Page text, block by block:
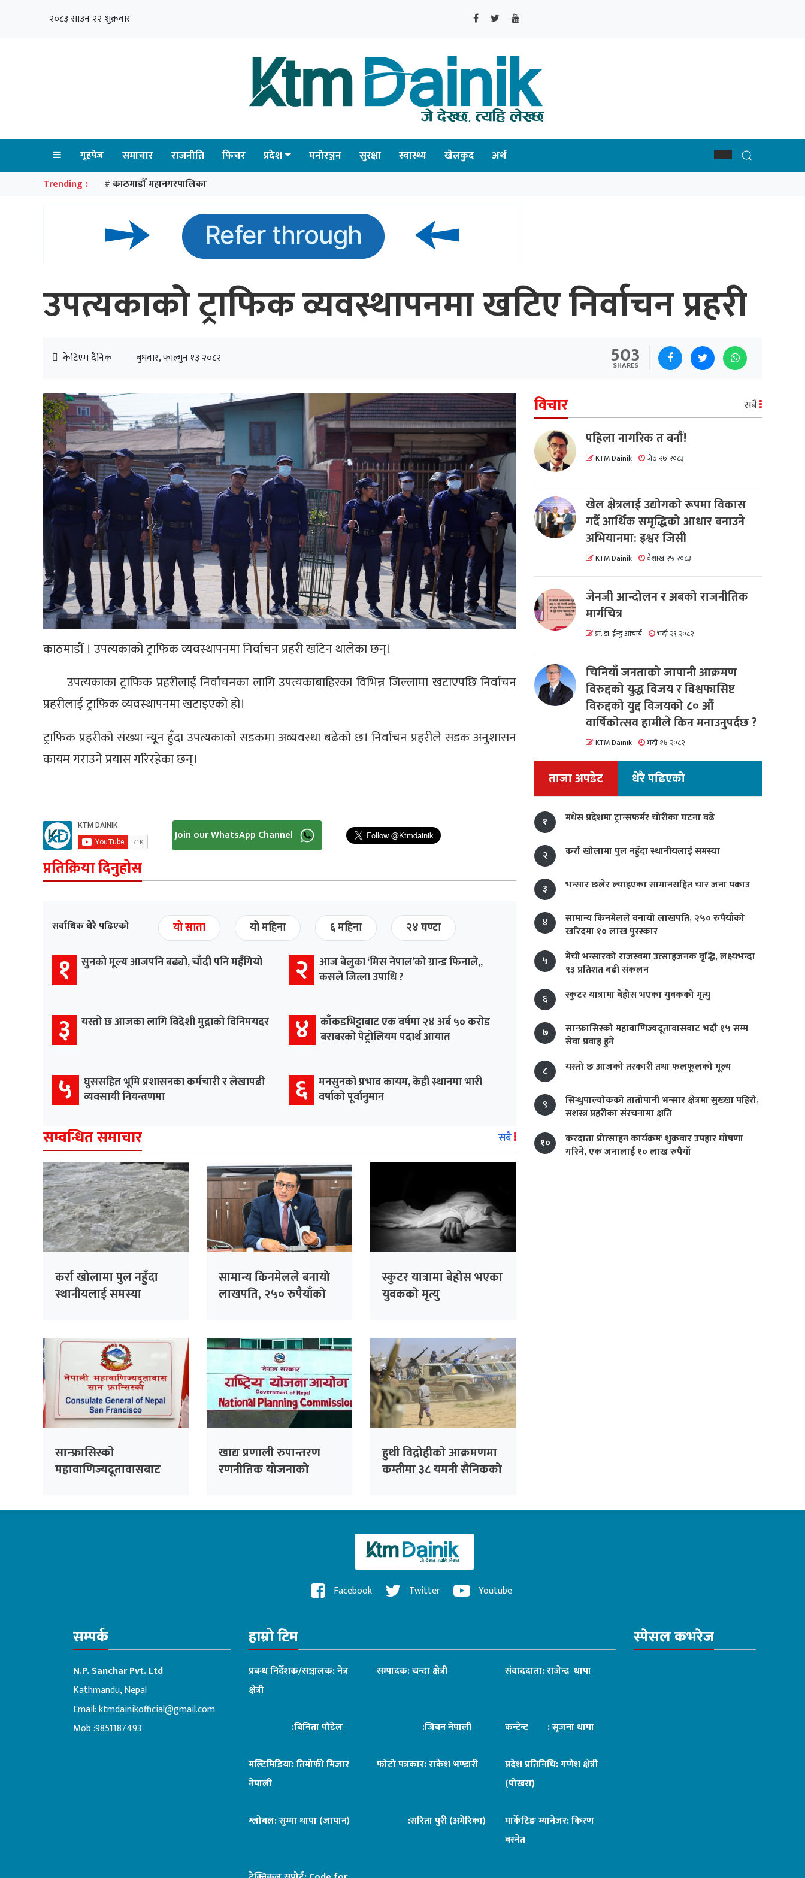
२०८३ साउन २२ शुक्रवार
गृहपेज समाचार राजनीति फिचर प्रदेश मनोरञ्जन सुरक्षा स्वास्थ्य खेलकुद अर्थ
Trending : # काठमाडौँ महानगरपालिका
उपत्यकाको ट्राफिक व्यवस्थापनमा खटिए निर्वाचन प्रहरी
केटिएम दैनिक बुधवार, फाल्गुन १३ २०८२ 503
SHARES
काठमाडौँ । उपत्यकाको ट्राफिक व्यवस्थापनमा निर्वाचन प्रहरी खटिन थालेका छन्।
उपत्यकाका ट्राफिक प्रहरीलाई निर्वाचनका लागि उपत्यकाबाहिरका विभिन्न जिल्लामा खटाएपछि निर्वाचन
प्रहरीलाई ट्राफिक व्यवस्थापनमा खटाइएको हो।
ट्राफिक प्रहरीको संख्या न्यून हुँदा उपत्यकाको सडकमा अव्यवस्था बढेको छ। निर्वाचन प्रहरीले सडक अनुशासन
कायम गराउने प्रयास गरिरहेका छन्।
Join our WhatsApp Channel
प्रतिक्रिया दिनुहोस
सर्वाधिक धेरै पढिएको यो साता यो महिना ६ महिना २४ घण्टा
१ सुनको मूल्य आजपनि बढ्यो, चाँदी पनि महँगियो २
आज बेलुका ‘मिस नेपाल’को ग्रान्ड फिनाले,,
कसले जित्ला उपाधि ?
३ यस्तो छ आजका लागि विदेशी मुद्राको विनिमयदर ४
काँकडभिट्टाबाट एक वर्षमा २४ अर्ब ५० करोड
बराबरको पेट्रोलियम पदार्थ आयात
५
घुससहित भूमि प्रशासनका कर्मचारी र लेखापढी
व्यवसायी नियन्त्रणमा
६ मनसुनको प्रभाव कायम, केही स्थानमा भारी
वर्षाको पूर्वानुमान
सम्वन्धित समाचार सबै
कर्रा खोलामा पुल नहुँदा
स्थानीयलाई समस्या
सामान्य किनमेलले बनायो
लाखपति, २५० रुपैयाँको
स्कुटर यात्रामा बेहोस भएका
युवकको मृत्यु
सान्फ्रासिस्को
महावाणिज्यदूतावासबाट
खाद्य प्रणाली रुपान्तरण
रणनीतिक योजनाको
हुथी विद्रोहीको आक्रमणमा
कम्तीमा ३८ यमनी सैनिकको
विचार सबै
पहिला नागरिक त बनाैं!
KTM Dainik जेठ २७ २०८३
खेल क्षेत्रलाई उद्योगको रूपमा विकास
गर्दै आर्थिक समृद्धिको आधार बनाउने
अभियानमा: इश्वर जिसी
KTM Dainik वैशाख २५ २०८३
जेनजी आन्दोलन र अबको राजनीतिक
मार्गचित्र
प्रा. डा. ईन्दु आचार्य भदौ २९ २०८२
चिनियाँ जनताको जापानी आक्रमण
विरुद्दको युद्ध विजय र विश्वफासिष्ट
विरुद्दको युद्द विजयको ८० औं
वार्षिकोत्सव हामीले किन मनाउनुपर्दछ ?
KTM Dainik भदौ १४ २०८२
ताजा अपडेट धेरै पढिएको
१ मधेस प्रदेशमा ट्रान्सफर्मर चोरीका घटना बढे
२ कर्रा खोलामा पुल नहुँदा स्थानीयलाई समस्या
३ भन्सार छलेर ल्याइएका सामानसहित चार जना पक्राउ
४
सामान्य किनमेलले बनायो लाखपति, २५० रुपैयाँको
खरिदमा १० लाख पुरस्कार
५
मेची भन्सारको राजस्वमा उत्साहजनक वृद्धि, लक्ष्यभन्दा
९३ प्रतिशत बढी संकलन
६
स्कुटर यात्रामा बेहोस भएका युवकको मृत्यु
७
सान्फ्रासिस्को महावाणिज्यदूतावासबाट भदौ १५ सम्म
सेवा प्रवाह हुने
८
यस्तो छ आजको तरकारी तथा फलफूलको मूल्य
९
सिन्धुपाल्चोकको तातोपानी भन्सार क्षेत्रमा सुख्खा पहिरो,
सशस्त्र प्रहरीका संरचनामा क्षति
१०
करदाता प्रोत्साहन कार्यक्रमः शुक्रबार उपहार घोषणा
गरिने, एक जनालाई १० लाख रुपैयाँ
Facebook Twitter Youtube
सम्पर्क
N.P. Sanchar Pvt. Ltd
Kathmandu, Nepal
Email:ktmdainikofficial@gmail.com
Mob :9851187493
हाम्रो टिम
प्रबन्ध निर्देशक/सञ्चालक: नेत्र
क्षेत्री
सम्पादक: चन्दा क्षेत्री संवाददाता: राजेन्द्र थापा
:बिनिता पौडेल :जिबन नेपाली कन्टेन्ट : सृजना थापा
मल्टिमिडिया: तिमोफी मिजार
नेपाली
फोटो पत्रकार: राकेश भण्डारी
प्रदेश प्रतिनिधि: गणेश क्षेत्री
(पोखरा)
ग्लोबल: सुम्मा थापा (जापान) :सरिता पुरी (अमेरिका)
मार्केटिङ म्यानेजर: किरण
बस्नेत
स्पेसल कभरेज